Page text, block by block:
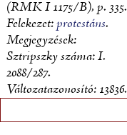
(RMK I 1175/B), p. 335.
Felekezet:protestáns.
Megjegyzések:
Sztripszky száma: I.
2088/287.
Változatazonosító: 13836.